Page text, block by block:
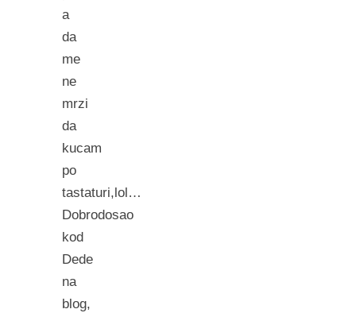
a
da
me
ne
mrzi
da
kucam
po
tastaturi,lol…
Dobrodosao
kod
Dede
na
blog,